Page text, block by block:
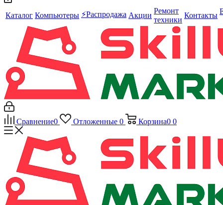
Каталог Компьютеры ⚡️Распродажа Акции
Ремонт
техники
Контакты
Сравнение0 Отложенные 0 Корзина0 0